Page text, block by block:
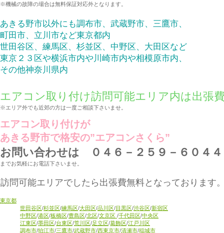
※機械の故障の場合は無料保証対応外となります。
あきる野市以外にも調布市、武蔵野市、三鷹市、
町田市、立川市など東京都内
世田谷区、練馬区、杉並区、中野区、大田区など
東京２３区や横浜市内や川崎市内や相模原市内、
その他神奈川県内
エアコン取り付け訪問可能エリア内は出張
※エリア外でも近郊の方は一度ご相談下さいませ。
エアコン取り付けが
あきる野市で格安の”エアコンさくら”
お問い合わせは ０４６－２５９－６０４４
までお気軽にお電話下さいませ。
訪問可能エリアでしたら出張費無料となっております
東京都
世田谷区/杉並区/練馬区/大田区/品川区/目黒区/渋谷区/新宿区
中野区/港区/板橋区/豊島区/北区/文京区 /千代田区/中央区
江東区/墨田区/台東区/荒川区/足立区/葛飾区/江戸川区
調布市/狛江市/三鷹市/武蔵野市/西東京市/清瀬市/稲城市